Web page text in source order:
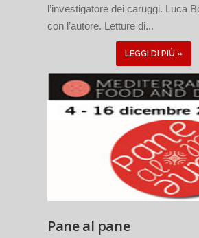
l’investigatore dei caruggi. Luca
con l’autore. Letture di...
LEGGI DI PIÙ »
Pane al pane